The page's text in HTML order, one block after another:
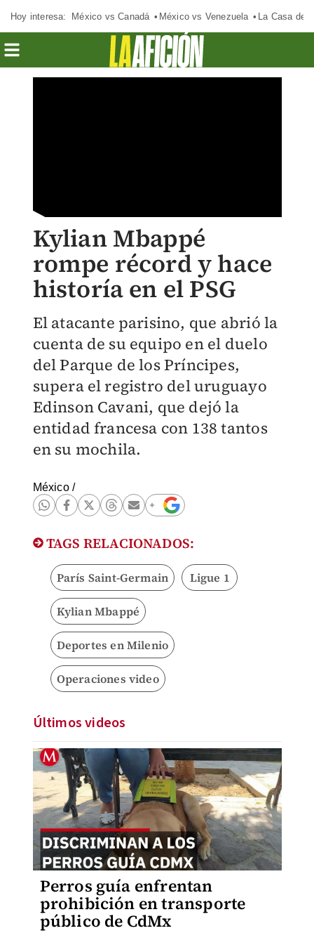
Hoy interesa: México vs Canadá México vs Venezuela La Casa de
Kylian Mbappé
rompe récord y hace
historía en el PSG
El atacante parisino, que abrió la
cuenta de su equipo en el duelo
del Parque de los Príncipes,
supera el registro del uruguayo
Edinson Cavani, que dejó la
entidad francesa con 138 tantos
en su mochila.
México/
TAGS RELACIONADOS:
París Saint-Germain Ligue 1
Kylian Mbappé
Deportes en Milenio
Operaciones video
Últimos videos
Perros guía enfrentan
prohibición en transporte
público de CdMx